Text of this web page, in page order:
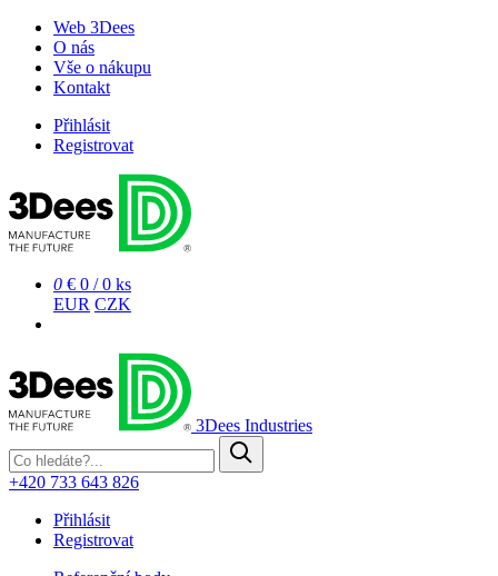
Web 3Dees
O nás
Vše o nákupu
Kontakt
Přihlásit
Registrovat
0 € 0 /0 ks
EUR CZK
3Dees Industries
+420 733 643 826
Přihlásit
Registrovat